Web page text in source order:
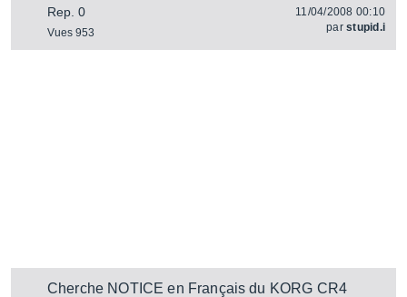
Rep. 0
Vues 953
11/04/2008 00:10
parstupid.i
Cherche NOTICE en Français du KORG CR4